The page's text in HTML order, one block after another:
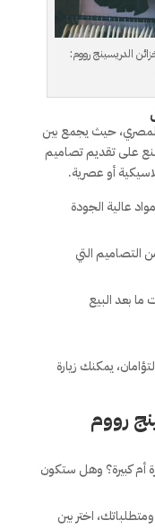
الدريسينج رووم:
المصري، حيث يجمع بين
على تقديم تصاميم
أو عصرية.
عالية الجودة
التي
بعد البيع
يمكنك زيارة
رووم
أم كبيرة؟ وهل ستكون
اختر بين